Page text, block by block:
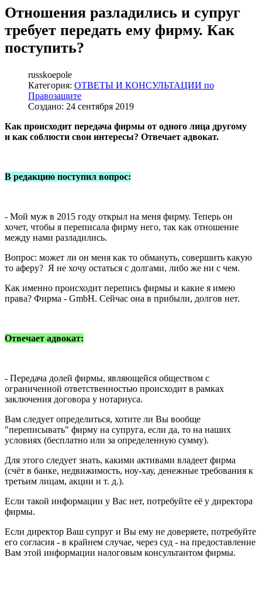
Отношения разладились и супруг
требует передать ему фирму. Как
поступить?
russkoepole
Категория: ОТВЕТЫ И КОНСУЛЬТАЦИИ по
Правозащите
Создано: 24 сентября 2019
Как происходит передача фирмы от одного лица другому
и как соблюсти свои интересы? Отвечает адвокат.
В редакцию поступил вопрос:
- Мой муж в 2015 году открыл на меня фирму. Теперь он
хочет, чтобы я переписала фирму него, так как отношение
между нами разладились.
Вопрос: может ли он меня как то обмануть, совершить какую
то аферу? Я не хочу остаться с долгами, либо же ни с чем.
Как именно происходит перепись фирмы и какие я имею
права? Фирма - GmbH. Сейчас она в прибыли, долгов нет.
Отвечает адвокат:
- Передача долей фирмы, являющейся обществом с
ограниченной ответственностью происходит в рамках
заключения договора у нотариуса.
Вам следует определиться, хотите ли Вы вообще
"переписывать" фирму на супруга, если да, то на наших
условиях (бесплатно или за определенную сумму).
Для этого следует знать, какими активами владеет фирма
(счёт в банке, недвижимость, ноу-хау, денежные требования к
третьим лицам, акции и т. д.).
Если такой информации у Вас нет, потребуйте её у директора
фирмы.
Если директор Ваш супруг и Вы ему не доверяете, потребуйте
его согласия - в крайнем случае, через суд - на предоставление
Вам этой информации налоговым консультантом фирмы.